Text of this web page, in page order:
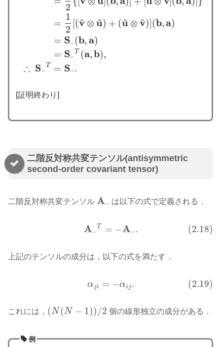
∴ S⋅⋅
T
2
=
1
2
[(v
~ ⊗ u
~) + (u
~ ⊗ v
~)](b,a)
= S⋅⋅(b, a)
= S⋅⋅
T (a,b),
= S⋅⋅.
[証明終わり]
二階反対称共変テンソル(antisymmetric
second-order covariant tensor)
二階反対称共変テンソル A⋅⋅
A⋅⋅ は以下の式で定義される．
A⋅⋅
T = −A⋅⋅. (2.18)
(2.18) A⋅⋅ T= −A
上記のテンソルの成分は，以下の式を満たす．
αji = −αij. (2.19)
(2.19)α ji=−α ij
これには， (N(N − 1))/2
( N(N −1 )/2 個の線形独立の成分がある．
例